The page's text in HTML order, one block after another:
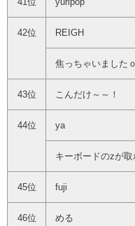
42位 REIGH
焦っちゃいました
43位 こんだけ～～！
44位 ya
キーボードのzが取
45位 fuji
46位 める